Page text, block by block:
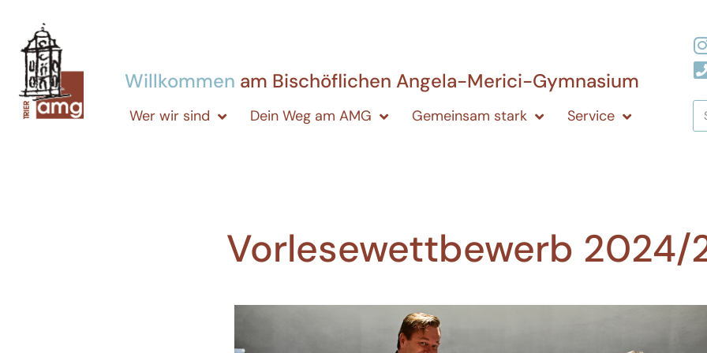
Willkommen am Bischöflichen Angela-Merici-Gymnasium
Wer wir sind Dein Weg am AMG Gemeinsam stark Service
Vorlesewettbewerb 2024/